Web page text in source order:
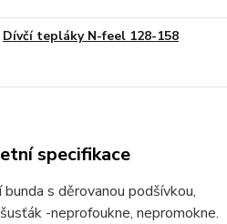
Dívčí tepláky N-feel 128-158
specifikace
bunda s děrovanou podšívkou,
-neprofoukne, nepromokne.